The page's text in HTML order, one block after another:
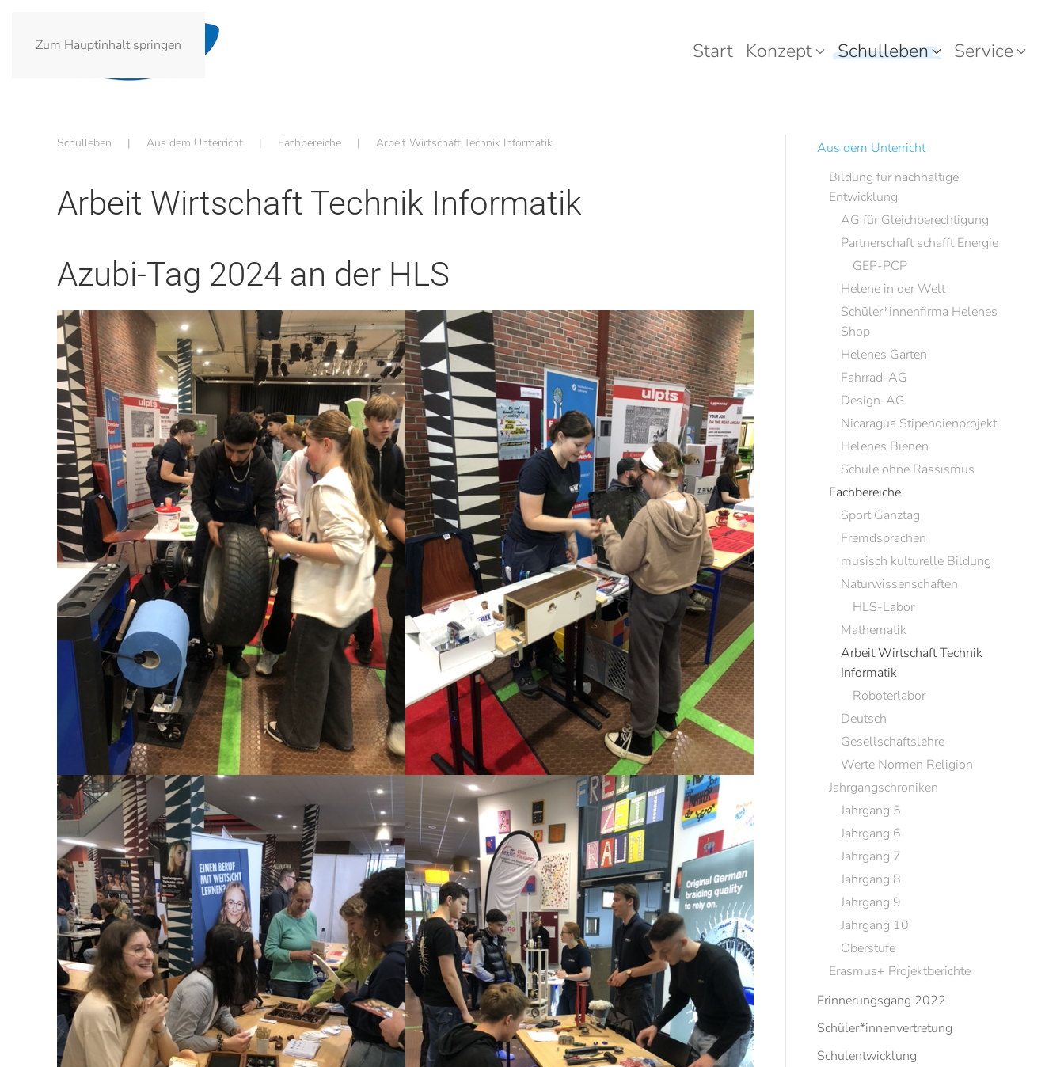
Zum Hauptinhalt springen Start Konzept Schulleben Service
Schulleben Aus dem Unterricht Fachbereiche Arbeit Wirtschaft Technik Informatik
Arbeit Wirtschaft Technik Informatik
Azubi-Tag 2024 an der HLS
Aus dem Unterricht
Bildung für nachhaltige
Entwicklung
AG für Gleichberechtigung
Partnerschaft schafft Energie
GEP-PCP
Helene in der Welt
Schüler*innenfirma Helenes
Shop
Helenes Garten
Fahrrad-AG
Design-AG
Nicaragua Stipendienprojekt
Helenes Bienen
Schule ohne Rassismus
Fachbereiche
Sport Ganztag
Fremdsprachen
musisch kulturelle Bildung
Naturwissenschaften
HLS-Labor
Mathematik
Arbeit Wirtschaft Technik
Informatik
Roboterlabor
Deutsch
Gesellschaftslehre
Werte Normen Religion
Jahrgangschroniken
Jahrgang 5
Jahrgang 6
Jahrgang 7
Jahrgang 8
Jahrgang 9
Jahrgang 10
Oberstufe
Erasmus+ Projektberichte
Erinnerungsgang 2022
Schüler*innenvertretung
Schulentwicklung